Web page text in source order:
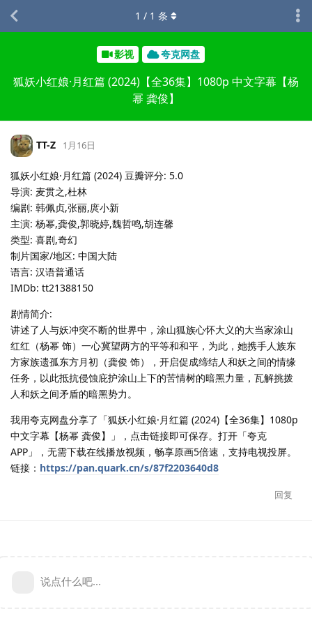
影视 夸克网盘
狐妖小红娘·月红篇 (2024)【全36集】1080p 中文字幕【杨
幂 龚俊】
1 / 1 条
TT-Z 1月16日
狐妖小红娘·月红篇 (2024) 豆瓣评分: 5.0
导演: 麦贯之,杜林
编剧: 韩佩贞,张丽,庹小新
主演: 杨幂,龚俊,郭晓婷,魏哲鸣,胡连馨
类型: 喜剧,奇幻
制片国家/地区: 中国大陆
语言: 汉语普通话
IMDb: tt21388150
剧情简介:
讲述了人与妖冲突不断的世界中，涂山狐族心怀大义的大当家涂山
红红（杨幂 饰）一心冀望两方的平等和和平，为此，她携手人族东
方家族遗孤东方月初（龚俊 饰），开启促成缔结人和妖之间的情缘
任务，以此抵抗侵蚀庇护涂山上下的苦情树的暗黑力量，瓦解挑拨
人和妖之间矛盾的暗黑势力。
我用夸克网盘分享了「狐妖小红娘·月红篇 (2024)【全36集】1080p
中文字幕【杨幂 龚俊】」，点击链接即可保存。打开「夸克
APP」，无需下载在线播放视频，畅享原画5倍速，支持电视投屏。
链接： https://pan.quark.cn/s/87f2203640d8
回复
说点什么吧...